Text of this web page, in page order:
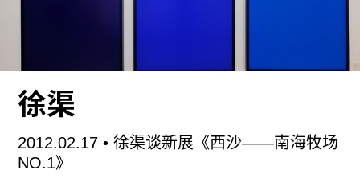
往期内容
联系我们
徐渠
2012.02.17• 徐渠谈新展《西沙——南海牧场
NO.1》